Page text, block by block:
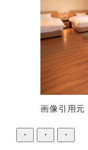
画像引用元
・ ・ ・